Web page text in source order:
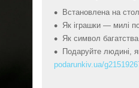
Встановлена на
Як іграшки — милі
Як символ
Подаруйте людині,
podarunkiv.ua/